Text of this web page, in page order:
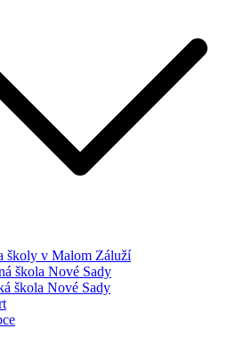
školy v Malom Záluží
škola Nové Sady
škola Nové Sady